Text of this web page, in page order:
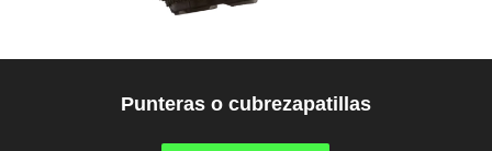
Punteras o cubrezapatillas